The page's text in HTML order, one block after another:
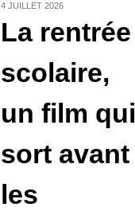
4 JUILLET 2026
La rentrée
scolaire,
un film qui
sort avant
les